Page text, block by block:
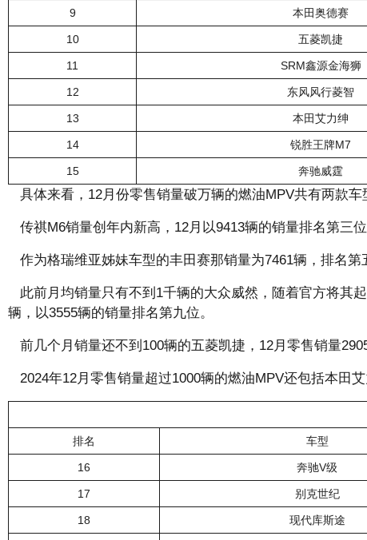
9 本田奥德赛
10 五菱凯捷
11 SRM鑫源金海狮
12 东风风行菱智
13 本田艾力绅
14 锐胜王牌M7
15 奔驰威霆
具体来看，12月份零售销量破万辆的燃油MPV共有两款车
传祺M6销量创年内新高，12月以9413辆的销量排名第三
作为格瑞维亚姊妹车型的丰田赛那销量为7461辆，排名第
此前月均销量只有不到1千辆的大众威然，随着官方将其
辆，以3555辆的销量排名第九位。
前几个月销量还不到100辆的五菱凯捷，12月零售销量
2024年12月零售销量超过1000辆的燃油MPV还包括本田
排名 车型
16 奔驰V级
17 别克世纪
18 现代库斯途